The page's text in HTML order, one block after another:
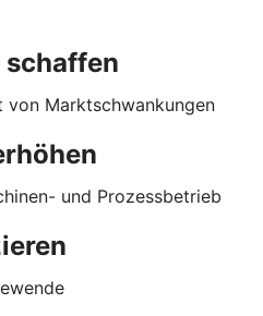
Marktschwankungen
und Prozessbetrieb